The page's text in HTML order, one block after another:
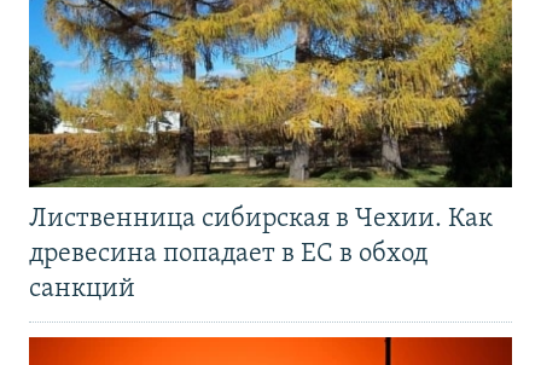
Лиственница сибирская в Чехии. Как
древесина попадает в ЕС в обход
санкций